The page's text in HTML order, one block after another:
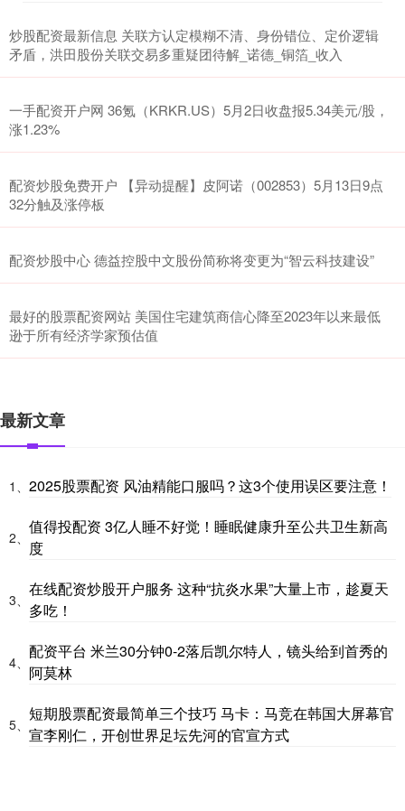
炒股配资最新信息 关联方认定模糊不清、身份错位、定价逻辑
矛盾，洪田股份关联交易多重疑团待解_诺德_铜箔_收入
一手配资开户网 36氪（KRKR.US）5月2日收盘报5.34美元/股，
涨1.23%
配资炒股免费开户 【异动提醒】皮阿诺（002853）5月13日9点
32分触及涨停板
配资炒股中心 德益控股中文股份简称将变更为“智云科技建设”
最好的股票配资网站 美国住宅建筑商信心降至2023年以来最低
逊于所有经济学家预估值
最新文章
1、 2025股票配资 风油精能口服吗？这3个使用误区要注意！
2、
值得投配资 3亿人睡不好觉！睡眠健康升至公共卫生新高
度
3、
在线配资炒股开户服务 这种“抗炎水果”大量上市，趁夏天
多吃！
4、
配资平台 米兰30分钟0-2落后凯尔特人，镜头给到首秀的
阿莫林
5、
短期股票配资最简单三个技巧 马卡：马竞在韩国大屏幕官
宣李刚仁，开创世界足坛先河的官宣方式